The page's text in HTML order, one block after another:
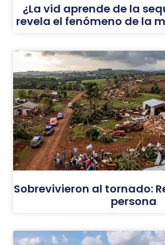
¿La vid aprende de la
revela el fenómeno de la
Sobrevivieron al tornado:
persona